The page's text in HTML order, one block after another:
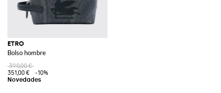
ETRO
Bolso hombre
390,00 €
351,00 €
-10%